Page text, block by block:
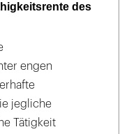
des
engen
jegliche
Tätigkeit